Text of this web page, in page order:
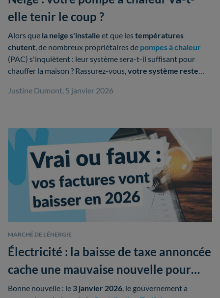
elle tenir le coup ?
Alors que la neige s'installe et que lestempératures
chutent, de nombreux propriétaires de pompes à chaleur
(PAC) s'inquiètent : leur système sera-t-il suffisant pour
chauffer la maison ? Rassurez-vous,votre système reste
Justine Dumont, 5 janvier 2026
MARCHÉ DE L'ÉNERGIE
Électricité : la baisse de taxe annoncée
cache une mauvaise nouvelle pour
votre facture
Bonne nouvelle : le 3 janvier 2026, le gouvernement a